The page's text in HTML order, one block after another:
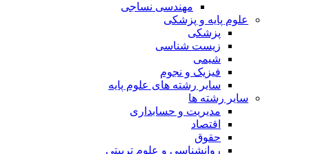
مهندسی نساجی
علوم پایه و پزشکی
پزشکی
زیست شناسی
شیمی
فیزیک و نجوم
سایر رشته های علوم پایه
سایر رشته ها
مدیریت و حسابداری
اقتصاد
حقوق
روانشناسی و علوم تربیتی